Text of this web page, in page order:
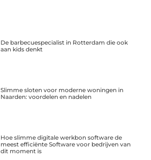
De barbecuespecialist in Rotterdam die ook
aan kids denkt
Slimme sloten voor moderne woningen in
Naarden: voordelen en nadelen
Hoe slimme digitale werkbon software de
meest efficiënte Software voor bedrijven van
dit moment is